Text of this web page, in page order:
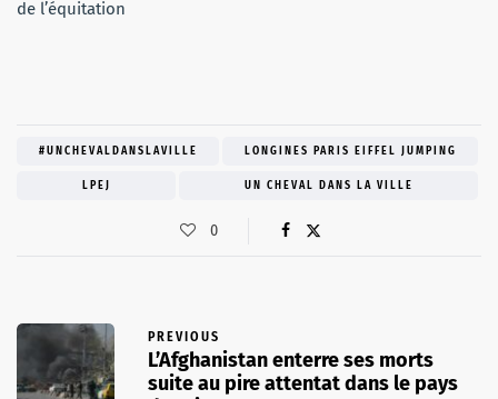
de l’équitation
#UNCHEVALDANSLAVILLE LONGINES PARIS EIFFEL JUMPING
LPEJ UN CHEVAL DANS LA VILLE
0
PREVIOUS
L’Afghanistan enterre ses morts
suite au pire attentat dans le pays